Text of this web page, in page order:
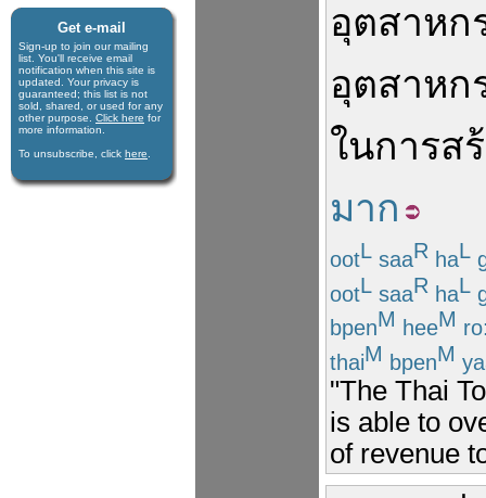
Get e-mail
Sign-up to join our mail­ing
list. You'll receive e­mail
notification when this site is
updated. Your privacy is
guaran­teed; this list is not
sold, shared, or used for any
other purpose. Click here for
more infor­mation.
To unsubscribe, click here
อุตสาหก
อุตสาหก
ในการส
มาก
ootL saaR haL
ootL saaR haL
bpenM heeM
thaiM bpenM
"The Thai
is able to
of revenue